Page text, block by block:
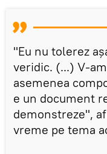
"Eu nu tolerez
veridic. (...) V-
asemenea
e un document
demonstreze",
vreme pe tema